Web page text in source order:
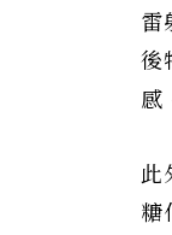
雷
後
感
此
糖